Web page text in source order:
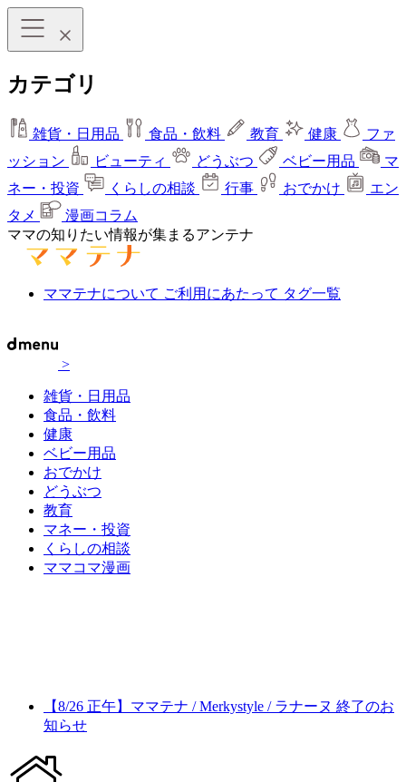
カテゴリ
雑貨・日用品 食品・飲料 教育 健康
ファ
ッション
ビューティ どうぶつ ベビー用品
マ
ネー・投資
くらしの相談 行事 おでかけ
エン
タメ
漫画コラム
ママの知りたい情報が集まるアンテナ
ママテナについて ご利用にあたって タグ一覧
>
雑貨・日用品
食品・飲料
健康
ベビー用品
おでかけ
どうぶつ
教育
マネー・投資
くらしの相談
ママコマ漫画
【8/26 正午】ママテナ / Merkystyle / ラナーヌ 終了のお
知らせ